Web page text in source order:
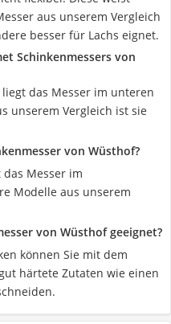
aus unserem Vergleich
besser für Lachs eignet.
Schinkenmessers von
das Messer im unteren
unserem Vergleich ist sie
von Wüsthof?
Messer im
Modelle aus unserem
von Wüsthof geeignet?
können Sie mit dem
härtete Zutaten wie einen